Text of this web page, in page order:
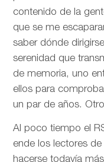
contenido de la
que se me
saber dónde
serenidad que
de memoria, uno
ellos para
un par de años.
Al poco tiempo el
ende los lectores
hacerse todavía